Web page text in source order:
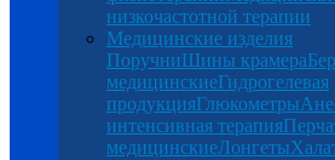
низкочастотной терапии
Медицинские изделия
ПоручниШины крамера
медицинскиеГидрогелевая
продукцияГлюкометры
интенсивная терапия
медицинскиеЛонгеты